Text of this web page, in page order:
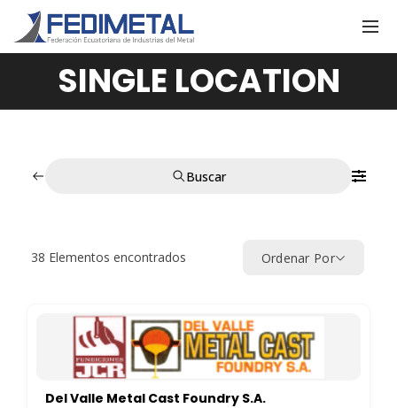
SINGLE LOCATION
Buscar
38 Elementos encontrados Ordenar Por
Del Valle Metal Cast Foundry S.A.